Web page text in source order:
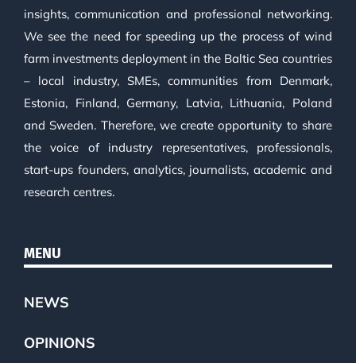
insights, communication and professional networking.
We see the need for speeding up the process of wind
farm investments deployment in the Baltic Sea countries
– local industry, SMEs, communities from Denmark,
Estonia, Finland, Germany, Latvia, Lithuania, Poland
and Sweden. Therefore, we create opportunity to share
the voice of industry representatives, professionals,
start-ups founders, analytics, journalists, academic and
research centres.
MENU
NEWS
OPINIONS